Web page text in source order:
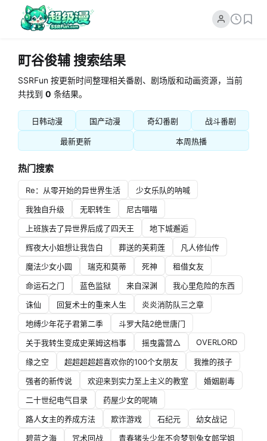
町谷俊辅 搜索结果
SSRFun 按更新时间整理相关番剧、剧场版和动画资源，当前
共找到 0 条结果。
日韩动漫 国产动漫 奇幻番剧 战斗番剧
最新更新 本周热播
热门搜索
Re：从零开始的异世界生活
少女乐队的呐喊
我独自升级
无职转生
尼古喵喵
上班族去了异世界后成了四天王
地下城邂逅
辉夜大小姐想让我告白
葬送的芙莉莲
凡人修仙传
魔法少女小圆
瑞克和莫蒂 死神
租借女友
命运石之门
蓝色监狱 来自深渊
我心里危险的东西
诛仙
回复术士的重来人生
炎炎消防队三之章
地缚少年花子君第二季
斗罗大陆2绝世唐门
关于我转生变成史莱姆这档事
摇曳露营△ OVERLORD
缘之空 超超超超超喜欢你的100个女朋友
我推的孩子
强者的新传说
欢迎来到实力至上主义的教室
婚姻剧毒
二十世纪电气目录
药屋少女的呢喃
路人女主的养成方法
欺诈游戏 石纪元
幼女战记
碧蓝之海
咒术回战
青春猪头少年不会梦到兔女郎学姐